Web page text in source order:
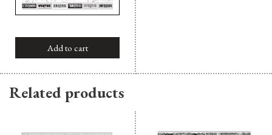
Add to cart
Related products